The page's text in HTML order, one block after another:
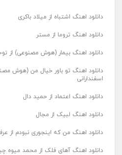
دانلود اهنگ اشتباه از میلاد باکری
دانلود اهنگ تروما از مستر
دانلود اهنگ بیمار (هوش مصنوعی) از
دانلود اهنگ تو باور خیال من (هوش
اسفندارانی
دانلود اهنگ اعتماد از حمید دال
دانلود اهنگ لبیک از مجال
دانلود اهنگ من که اینجوری نبودم از
دانلود اهنگ آهای فلک از محمد میوه